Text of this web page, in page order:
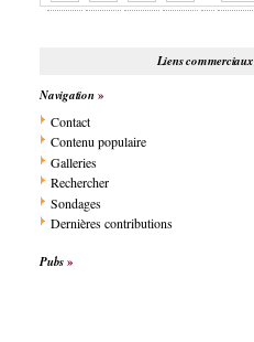
Liens commerciaux
Navigation
Contact
Contenu populaire
Galleries
Rechercher
Sondages
Dernières contributions
Pubs